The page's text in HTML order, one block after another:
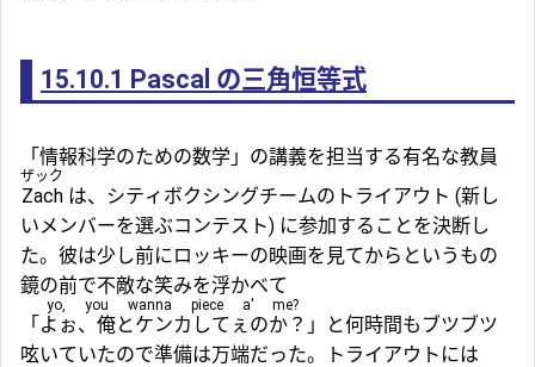
15.10.1 Pascal の三角恒等式
「情報科学のための数学」の講義を担当する有名な教員
Zach
ザック
は、シティボクシングチームのトライアウト (新し
いメンバーを選ぶコンテスト) に参加することを決断し
た。彼は少し前にロッキーの映画を見てからというもの
鏡の前で不敵な笑みを浮かべて
「よぉ、俺とケンカしてぇのか？
yo, you wanna piece a' me?
」と何時間もブツブツ
呟いていたので準備は万端だった。トライアウトには